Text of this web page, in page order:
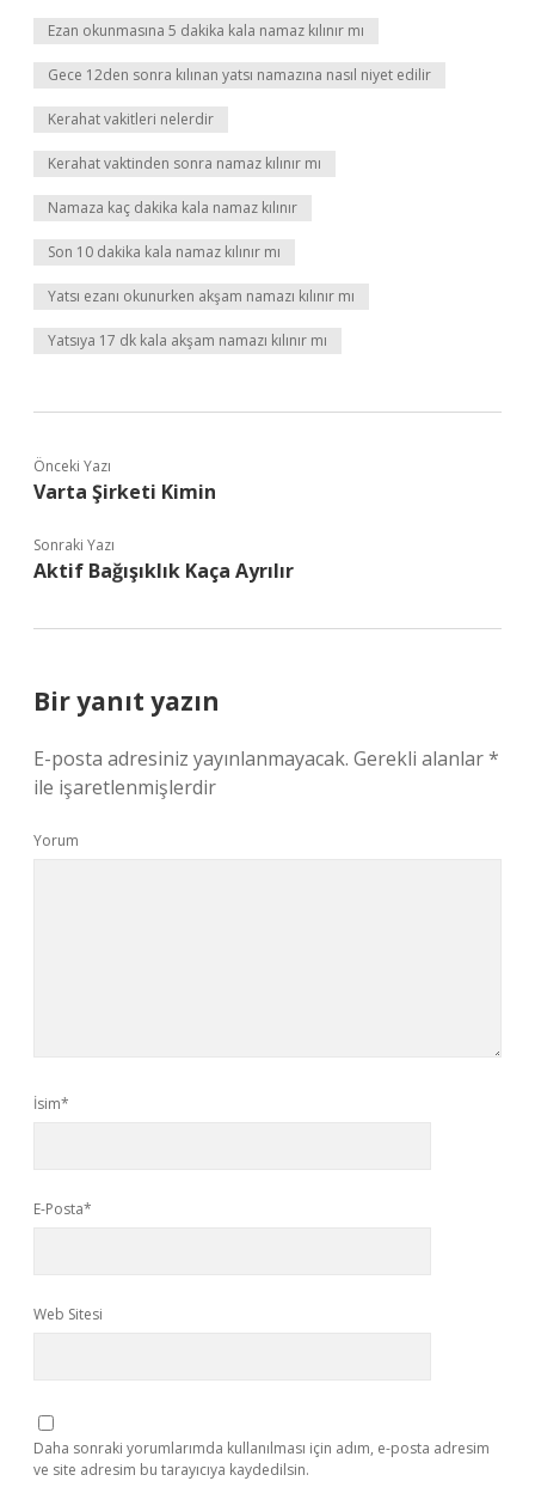
Ezan okunmasına 5 dakika kala namaz kılınır mı
Gece 12den sonra kılınan yatsı namazına nasıl niyet edilir
Kerahat vakitleri nelerdir
Kerahat vaktinden sonra namaz kılınır mı
Namaza kaç dakika kala namaz kılınır
Son 10 dakika kala namaz kılınır mı
Yatsı ezanı okunurken akşam namazı kılınır mı
Yatsıya 17 dk kala akşam namazı kılınır mı
Önceki Yazı
Varta Şirketi Kimin
Sonraki Yazı
Aktif Bağışıklık Kaça Ayrılır
Bir yanıt yazın
E-posta adresiniz yayınlanmayacak. Gerekli alanlar*
ile işaretlenmişlerdir
Yorum
İsim*
E-Posta*
Web Sitesi
Daha sonraki yorumlarımda kullanılması için adım, e-posta adresim
ve site adresim bu tarayıcıya kaydedilsin.